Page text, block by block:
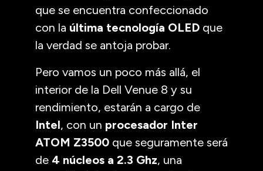
que se encuentra confeccionado
con la última tecnología OLED que
la verdad se antoja probar.
Pero vamos un poco más allá, el
interior de la Dell Venue 8 y su
rendimiento, estarán a cargo de
Intel, con un procesador Inter
ATOM Z3500 que seguramente será
de 4 núcleos a 2.3 Ghz, una